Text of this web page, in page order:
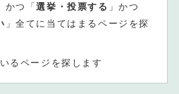
かつ「選挙・投票する 」かつ
」全てに当てはまるページを探
るページを探します